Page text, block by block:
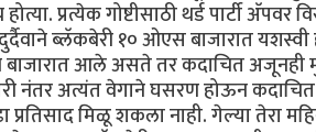
प्रत्येक गोष्टीसाठी थर्ड पार्टी अ‍ॅपवर
ब्लॅकबेरी १० ओएस बाजारात
बाजारात आले असते तर कदाचित अजूनही
नंतर अत्यंत वेगाने घसरण होऊन कदाचित
मिळू शकला नाही. गेल्या तेरा